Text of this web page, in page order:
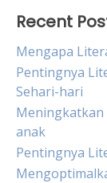
Recent
Mengapa
Pentingnya
Sehari-hari
Meningkatkan
anak
Pentingnya